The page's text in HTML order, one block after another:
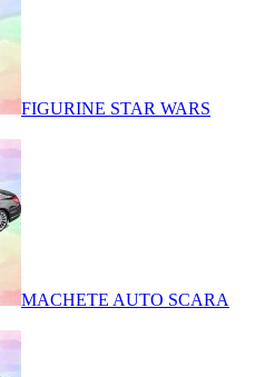
FIGURINE STAR WARS
MACHETE AUTO SCARA